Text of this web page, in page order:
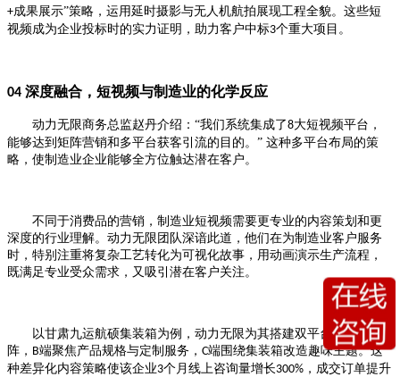
+成果展示”策略，运用延时摄影与无人机航拍展现工程全貌。这些短
视频成为企业投标时的实力证明，助力客户中标3个重大项目。
04 深度融合，短视频与制造业的化学反应
动力无限商务总监赵丹介绍： “我们系统集成了8大短视频平台，
能够达到矩阵营销和多平台获客引流的目的。” 这种多平台布局的策
略，使制造业企业能够全方位触达潜在客户。
不同于消费品的营销，制造业短视频需要更专业的内容策划和更
深度的行业理解。动力无限团队深谙此道，他们在为制造业客户服务
时，特别注重将复杂工艺转化为可视化故事，用动画演示生产流程，
既满足专业受众需求，又吸引潜在客户关注。
以甘肃九运航硕集装箱为例，动力无限为其搭建双平台短视频矩
阵， B端聚焦产品规格与定制服务， C端围绕集装箱改造趣味主题。这
种差异化内容策略使该企业3个月线上咨询量增长300% ，成交订单提升